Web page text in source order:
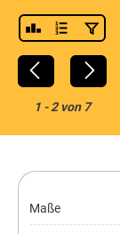
1-2von 7
Maße